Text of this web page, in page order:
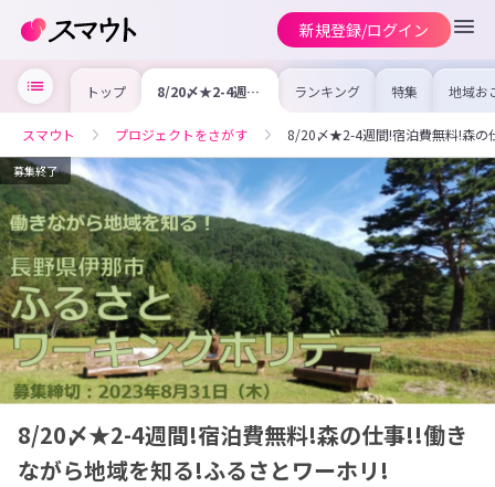
新規登録/ログイン
トップ 8/20〆★2-4週
間!宿泊費無料!森
ら地域を知る!ふ
るさとワーホリ!
ランキング 特集 地域お
の求
を集め
事内容
を比較
合った
けよう
スマウト プロジェクトをさがす 8/20〆★2-4週間!宿泊費無料!森の
募集終了
8/20〆★2-4週間!宿泊費無料!森の仕事!!働き
ながら地域を知る!ふるさとワーホリ!